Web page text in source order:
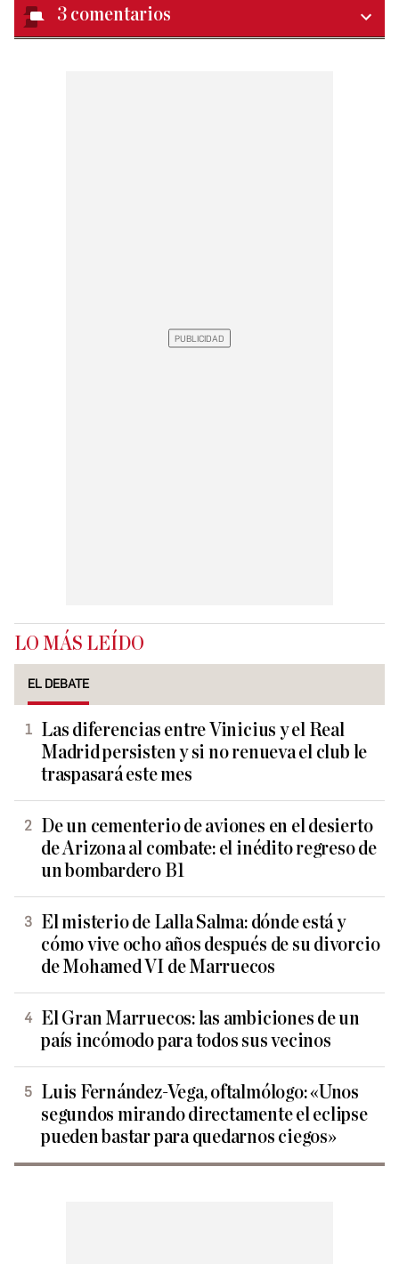
3 comentarios
LO MÁS LEÍDO
EL DEBATE
Las diferencias entre Vinicius y el Real
Madrid persisten y si no renueva el club le
traspasará este mes
De un cementerio de aviones en el desierto
de Arizona al combate: el inédito regreso de
un bombardero B1
El misterio de Lalla Salma: dónde está y
cómo vive ocho años después de su divorcio
de Mohamed VI de Marruecos
El Gran Marruecos: las ambiciones de un
país incómodo para todos sus vecinos
Luis Fernández-Vega, oftalmólogo: «Unos
segundos mirando directamente el eclipse
pueden bastar para quedarnos ciegos»